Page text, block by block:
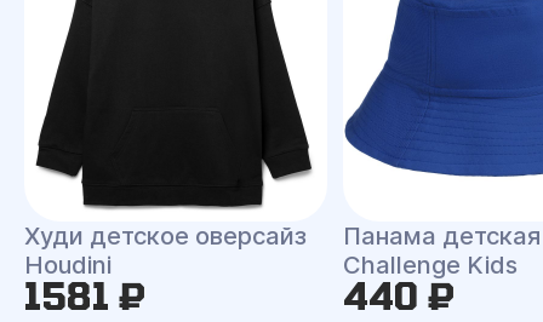
Худи детское оверсайз
Houdini
1581 ₽
Панама детская
Challenge Kids
440 ₽